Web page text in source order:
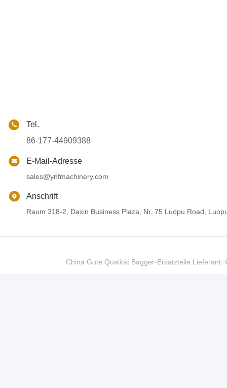
Tel.
86-177-44909388
E-Mail-Adresse
sales@ynfmachinery.com
Anschrift
Raum 318-2, Daxin Business Plaza, Nr. 75 Luopu Road,
China Gute Qualität Bagger-Ersatzteile